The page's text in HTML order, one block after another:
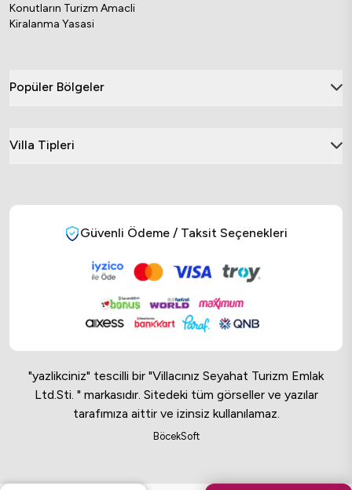
Konutların Turizm Amacli
Kiralanma Yasasi
Popüler Bölgeler
Villa Tipleri
Güvenli Ödeme / Taksit Seçenekleri
"yazlikciniz" tescilli bir "Villacınız Seyahat Turizm Emlak
Ltd.Sti. " markasıdır. Sitedeki tüm görseller ve yazılar
tarafımıza aittir ve izinsiz kullanılamaz.
BöcekSoft